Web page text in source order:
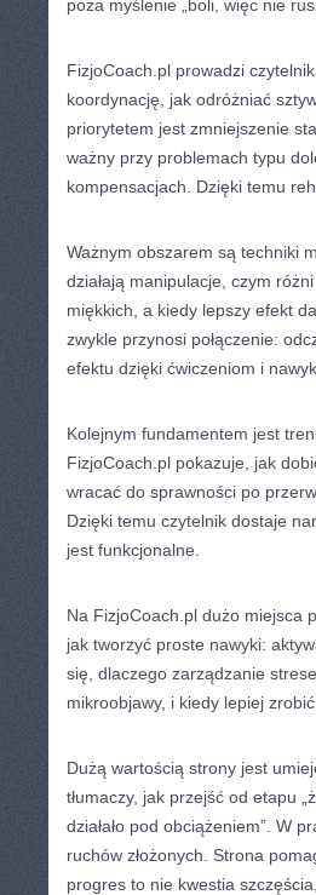
poza myślenie „boli, więc nie
FizjoCoach.pl prowadzi
koordynację, jak odróżniać
priorytetem jest zmniejszenie
ważny przy problemach typu
kompensacjach. Dzięki temu
Ważnym obszarem są techniki
działają manipulacje, czym
miękkich, a kiedy lepszy efekt
zwykle przynosi połączenie:
efektu dzięki ćwiczeniom i
Kolejnym fundamentem jest
FizjoCoach.pl pokazuje, jak
wracać do sprawności po
Dzięki temu czytelnik dostaje
jest funkcjonalne.
Na FizjoCoach.pl dużo miejsca
jak tworzyć proste nawyki:
się, dlaczego zarządzanie
mikroobjawy, i kiedy lepiej
Dużą wartością strony jest
tłumaczy, jak przejść od etapu
działało pod obciążeniem”. W
ruchów złożonych. Strona
progres to nie kwestia